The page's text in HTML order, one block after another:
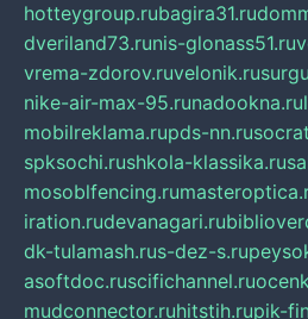
hotteygroup.rubagira31.ru
dveriland73.runis-glonass51.ru
vrema-zdorov.ruvelonik.ru
nike-air-max-95.runadookna.ru
mobilreklama.rupds-nn.ru
spksochi.rushkola-klassika.ru
mosoblfencing.ru
iration.rudevanagari.ru
dk-tulamash.rus-dez-s.ru
asoftdoc.ruscifichannel.ru
mudconnector.ruhitstih.rupik-